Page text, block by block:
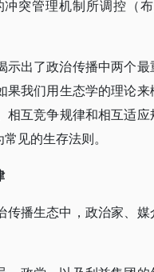
突管理机制所调控（
示出了政治传播中两个
我们用生态学的理论
互竞争规律和相互适
见的生存法则。
播生态中，政治家、